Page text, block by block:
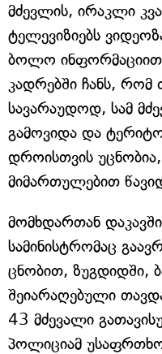
მძევლის, ირაკლი
ტელევიზიებს
ბოლო ინფორმაციით,
კადრებში ჩანს, რომ
სავარაუდოდ, სამ
გამოვიდა და
დროისთვის
მიმართულებით
მომხდართან
სამინისტრომაც
ცნობით, ზუგდიდში,
შეიარაღებული
43 მძევალი
პოლიციამ